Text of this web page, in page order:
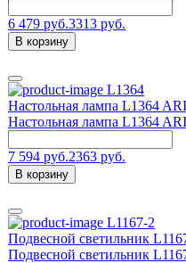
6 479 руб.3313 руб.
В корзину
L1364
Настольная лампа L1364
Настольная лампа L1364
7 594 руб.2363 руб.
В корзину
L1167-2
Подвесной светильник
Подвесной светильник